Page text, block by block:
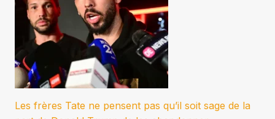
Les frères Tate ne pensent pas qu’il soit sage de la